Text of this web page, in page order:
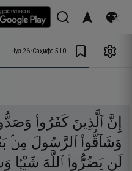
Ҷуз 26•Саҳифа 510
إِنَّ ٱلَّذِينَ كَفَرُوا۟
وَشَآقُّوا۟ ٱلرَّسُولَ مِنۢ
لَن يَضُرُّوا۟ ٱللَّهَ شَيْـًۭٔا